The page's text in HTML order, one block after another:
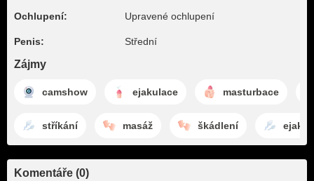
Ochlupení: Upravené ochlupení
Penis: Střední
Zájmy
camshow ejakulace masturbace
stříkání masáž škádlení
Komentáře (0)